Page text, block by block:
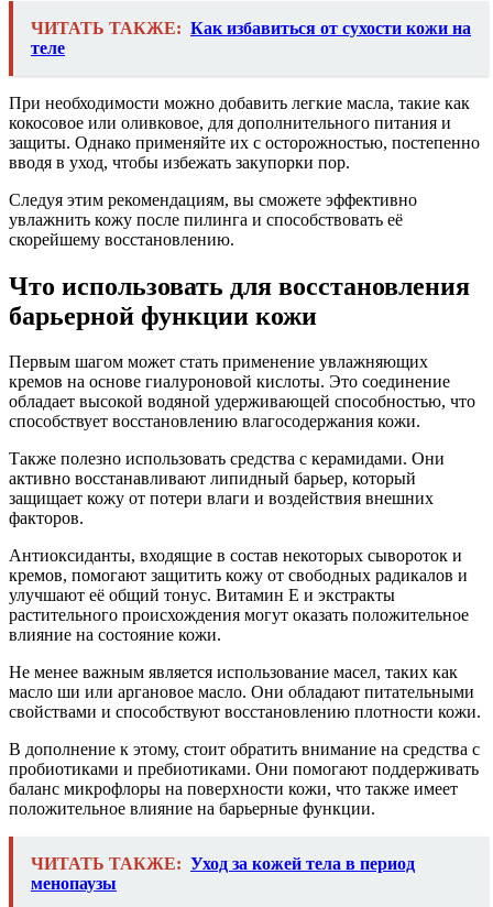
ЧИТАТЬ ТАКЖЕ: Как избавиться от сухости кожи на
теле
При необходимости можно добавить легкие масла, такие как
кокосовое или оливковое, для дополнительного питания и
защиты. Однако применяйте их с осторожностью, постепенно
вводя в уход, чтобы избежать закупорки пор.
Следуя этим рекомендациям, вы сможете эффективно
увлажнить кожу после пилинга и способствовать её
скорейшему восстановлению.
Что использовать для восстановления
барьерной функции кожи
Первым шагом может стать применение увлажняющих
кремов на основе гиалуроновой кислоты. Это соединение
обладает высокой водяной удерживающей способностью, что
способствует восстановлению влагосодержания кожи.
Также полезно использовать средства с керамидами. Они
активно восстанавливают липидный барьер, который
защищает кожу от потери влаги и воздействия внешних
факторов.
Антиоксиданты, входящие в состав некоторых сывороток и
кремов, помогают защитить кожу от свободных радикалов и
улучшают её общий тонус. Витамин E и экстракты
растительного происхождения могут оказать положительное
влияние на состояние кожи.
Не менее важным является использование масел, таких как
масло ши или аргановое масло. Они обладают питательными
свойствами и способствуют восстановлению плотности кожи.
В дополнение к этому, стоит обратить внимание на средства с
пробиотиками и пребиотиками. Они помогают поддерживать
баланс микрофлоры на поверхности кожи, что также имеет
положительное влияние на барьерные функции.
ЧИТАТЬ ТАКЖЕ: Уход за кожей тела в период
менопаузы